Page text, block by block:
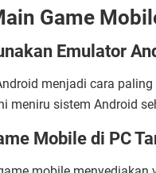
Game
Emulator
menjadi cara
meniru sistem Android
Mobile di PC